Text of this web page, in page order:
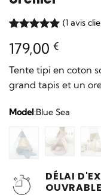
5 basé sur
notation
client
(1 avis
179,00 €
Tente tipi en coton
grand tapis et un
Model:Blue Sea
DÉLAI